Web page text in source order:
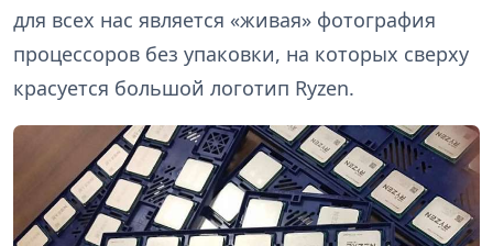
для всех нас является «живая» фотография
процессоров без упаковки, на которых сверху
красуется большой логотип Ryzen.